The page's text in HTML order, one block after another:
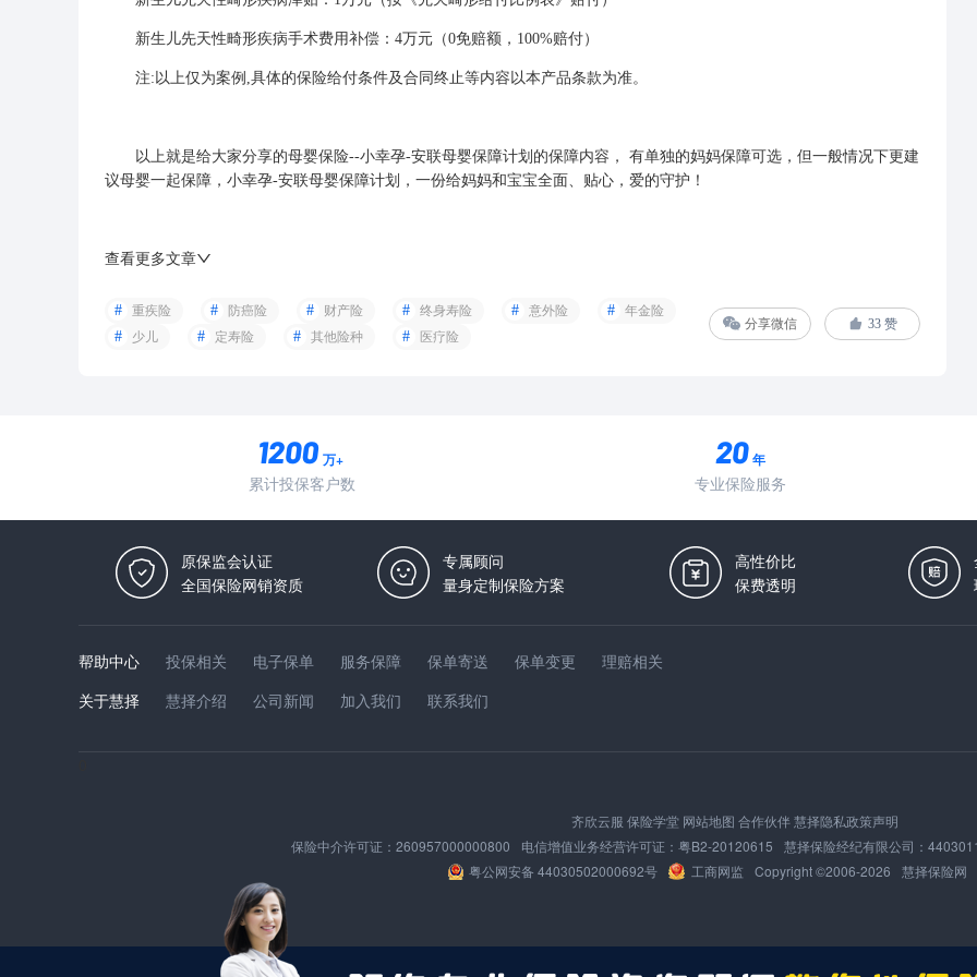
新生儿先天性畸形疾病手术费用补偿：4万元（0免赔额，100%赔付）
注:以上仅为案例,具体的保险给付条件及合同终止等内容以本产品条款为准。
以上就是给大家分享的母婴保险--小幸孕-安联母婴保障计划的保障内容， 有单独的妈妈保障可选，但一般情况下更建
议母婴一起保障，小幸孕-安联母婴保障计划，一份给妈妈和宝宝全面、贴心，爱的守护！
查看更多文章
重疾险 防癌险 财产险 终身寿险 意外险
年金险
少儿
定寿险 其他险种 医疗险
分享微信 33赞
万+
累计投保客户数
年
专业保险服务
原保监会认证
全国保险网销资质
专属顾问
量身定制保险方案
高性价比
保费透明
帮助中心 投保相关 电子保单 服务保障 保单寄送 保单变更
理赔相关
关于慧择
慧择介绍 公司新闻 加入我们 联系我们
齐欣云服 保险学堂 网站地图 合作伙伴 慧择隐私政策声明
保险中介许可证： 260957000000800 电信增值业务经营许可证： 粤B2-20120615 慧择保险经纪有限公司：
粤公网安备 44030502000692号
工商网监 Copyright ©2006-2026 慧择保险网